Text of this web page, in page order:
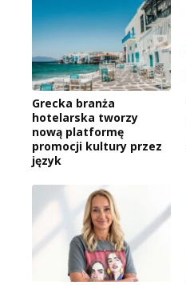
Grecka branża
hotelarska tworzy
nową platformę
promocji kultury przez
język